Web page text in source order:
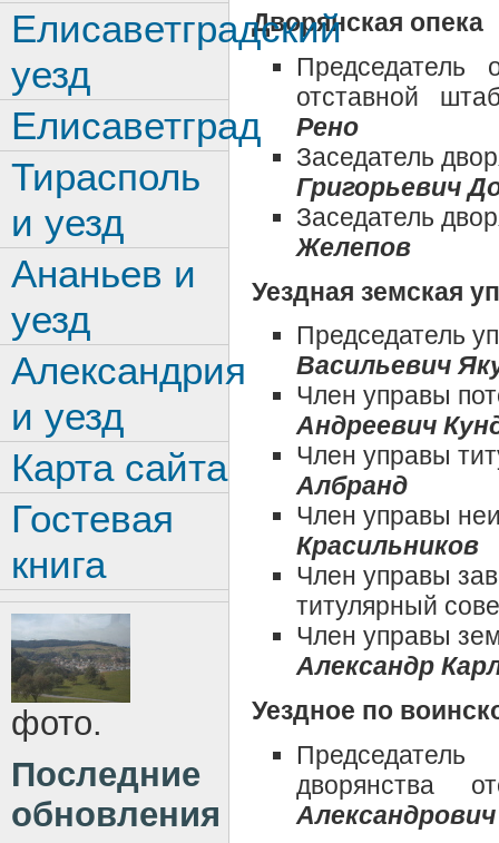
Дворянская опека
Председатель
отставной
Рено
Заседатель
Григорьевич
Заседатель
Желепов
Уездная земская
Председатель
Васильевич
Член управы
Андреевич
Член управы
Албранд
Член управы
Красильников
Член управы
титулярный
Член управы
Александр
Уездное по
дворянства
Елисаветградский
уезд
Елисаветград
Тирасполь
и уезд
Ананьев и
уезд
Александрия
и уезд
Карта сайта
Гостевая
книга
фото.
Последние
обновления